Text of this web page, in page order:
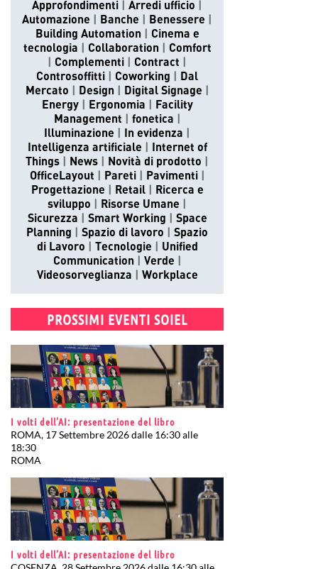
Approfondimenti
Arredi ufficio
Automazione
Banche
Benessere
Building Automation
Cinema e
tecnologia
Collaboration
Comfort
Complementi
Contract
Controsoffitti
Coworking
Dal
Mercato
Design
Digital Signage
Energy
Ergonomia
Facility
Management
fonetica
Illuminazione
In evidenza
Intelligenza artificiale
Internet of
Things
News
Novità di prodotto
OfficeLayout
Pareti
Pavimenti
Progettazione
Retail
Ricerca e
sviluppo
Risorse Umane
Sicurezza
Smart Working
Space
Planning
Spazio di lavoro
Spazio
di Lavoro
Tecnologie
Unified
Communication
Verde
Videosorveglianza
Workplace
PROSSIMI EVENTI SOIEL
I volti dell’AI: presentazione del libro
ROMA, 17 Settembre 2026 dalle 16:30 alle
18:30
ROMA
I volti dell’AI: presentazione del libro